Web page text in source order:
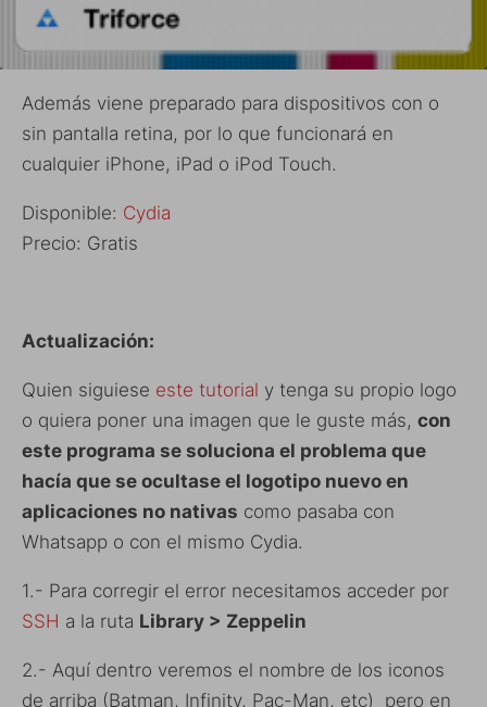
Además viene preparado para dispositivos con o
sin pantalla retina, por lo que funcionará en
cualquier iPhone, iPad o iPod Touch.
Disponible: Cydia
Precio: Gratis
Actualización:
Quien siguiese este tutorial y tenga su propio logo
o quiera poner una imagen que le guste más, con
este programa se soluciona el problema que
hacía que se ocultase el logotipo nuevo en
aplicaciones no nativas como pasaba con
Whatsapp o con el mismo Cydia.
1.- Para corregir el error necesitamos acceder por
SSH a la ruta Library > Zeppelin
2.- Aquí dentro veremos el nombre de los iconos
de arriba (Batman, Infinity, Pac-Man, etc) pero en